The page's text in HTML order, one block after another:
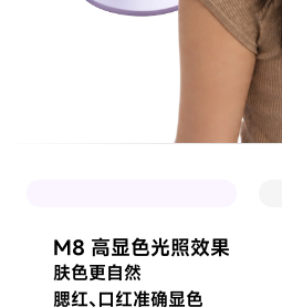
M8 高显色光照效果
肤色更自然
腮红、口红准确显色